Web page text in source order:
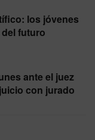
los jóvenes
futuro
ante el juez
con jurado